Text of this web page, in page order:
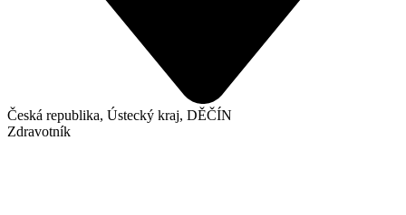
Česká republika, Ústecký kraj, DĚČÍN
Zdravotník